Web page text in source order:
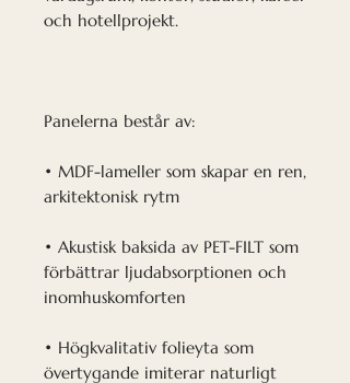
och hotellprojekt.
Panelerna består av:
• MDF-lameller som skapar en ren,
arkitektonisk rytm
• Akustisk baksida av PET-FILT som
förbättrar ljudabsorptionen och
inomhuskomforten
• Högkvalitativ folieyta som
övertygande imiterar naturligt